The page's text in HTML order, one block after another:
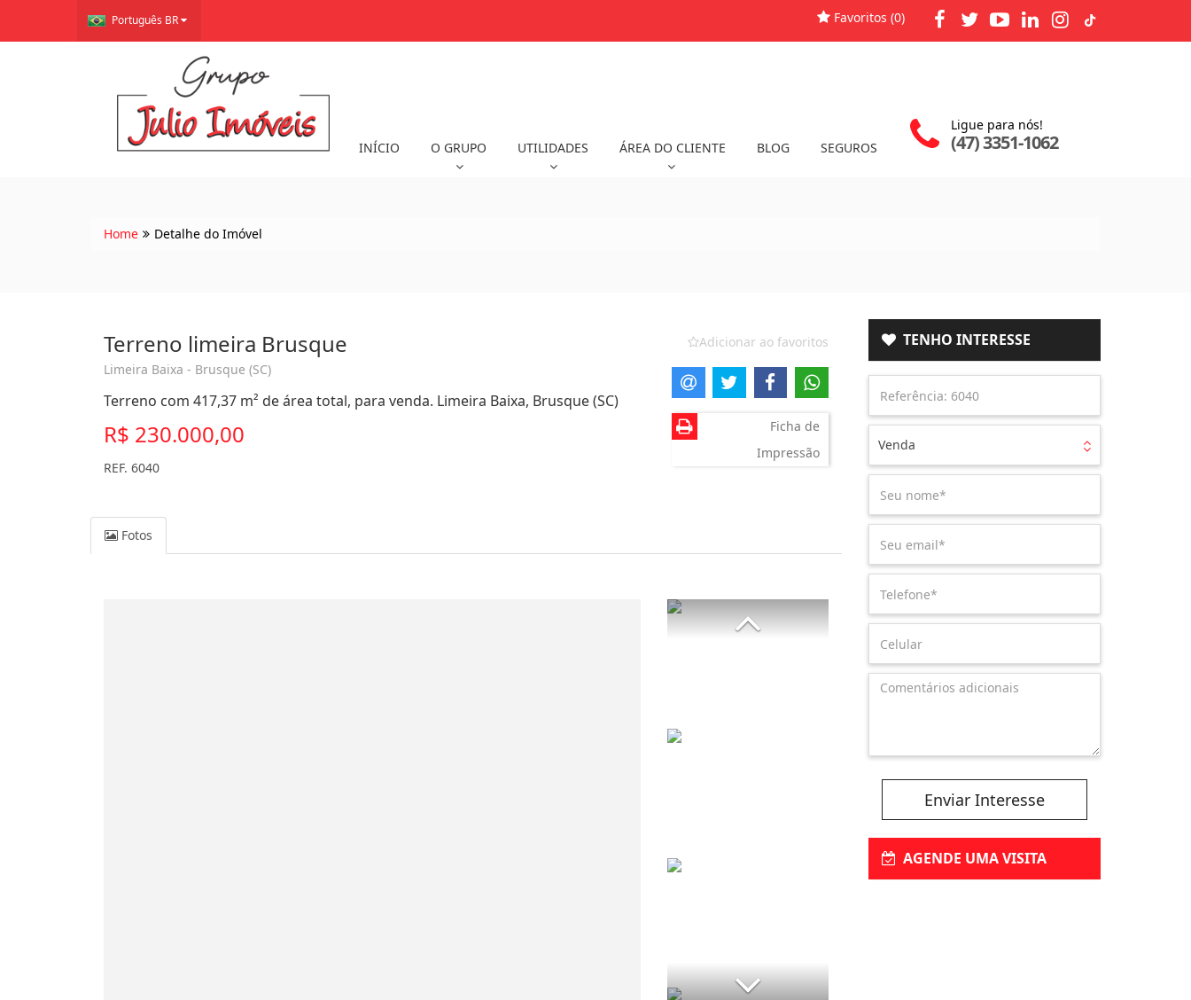
Português BR Favoritos (0)
INÍCIO O GRUPO UTILIDADES ÁREA DO CLIENTE BLOG SEGUROS
Ligue para nós!
(47) 3351-1062
Home Detalhe do Imóvel
Terreno limeira Brusque
Limeira Baixa - Brusque (SC)
Terreno com 417,37 m² de área total, para venda. Limeira Baixa, Brusque (SC)
R$ 230.000,00
REF. 6040
Adicionar ao favoritos
Ficha de
Impressão
Fotos
TENHO INTERESSE
Venda
Enviar Interesse
AGENDE UMA VISITA